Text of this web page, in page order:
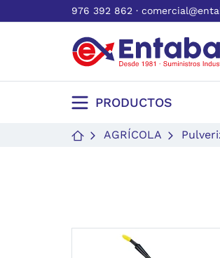
976 392 862 ·
PRODUCTOS
AGRÍCOLA